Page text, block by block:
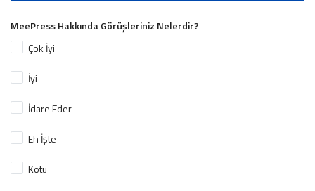
MeePress Hakkında Görüşleriniz Nelerdir?
Çok İyi
İyi
İdare Eder
Eh İşte
Kötü